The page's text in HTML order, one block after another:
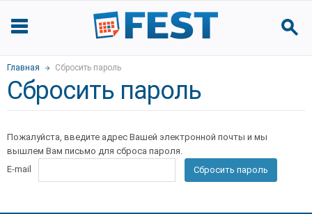
Главная Сбросить пароль
Сбросить пароль
Пожалуйста, введите адрес Вашей электронной почты и мы
вышлем Вам письмо для сброса пароля.
E-mail
Сбросить пароль